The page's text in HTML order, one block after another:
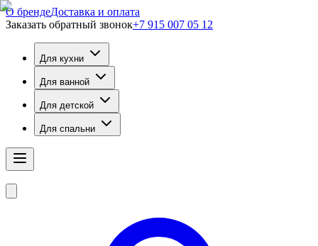
О брендеДоставка и оплата
Заказать обратный звонок+7 915 007 05 12
Для кухни
Для ванной
Для детской
Для спальни